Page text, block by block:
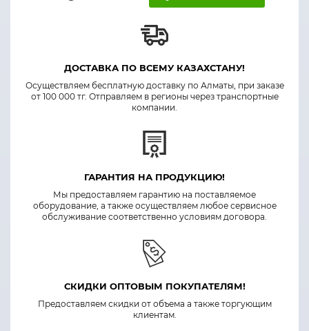
ДОСТАВКА ПО ВСЕМУ КАЗАХСТАНУ!
Осуществляем бесплатную доставку по Алматы, при заказе
от 100 000 тг. Отправляем в регионы через транспортные
компании.
ГАРАНТИЯ НА ПРОДУКЦИЮ!
Мы предоставляем гарантию на поставляемое
оборудование, а также осуществляем любое сервисное
обслуживание соответственно условиям договора.
СКИДКИ ОПТОВЫМ ПОКУПАТЕЛЯМ!
Предоставляем скидки от объема а также торгующим
клиентам.